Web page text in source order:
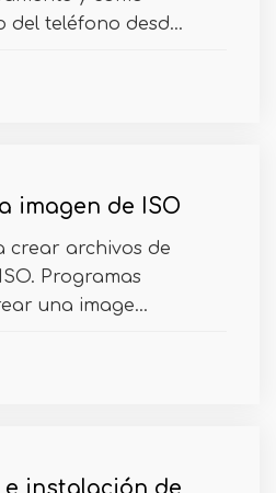
del teléfono desd...
imagen de ISO
crear archivos de
Programas
una image...
instalación de